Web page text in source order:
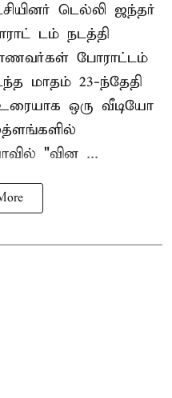
டெல்லி ஜந்தர்
டம் நடத்தி
போராட்டம்
மாதம் 23-ந்தேதி
ஒரு வீடியோ
"வின ...